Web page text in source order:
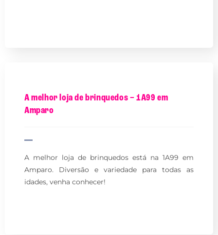
A melhor loja de brinquedos – 1A99 em
Amparo
A melhor loja de brinquedos está na 1A99 em
Amparo. Diversão e variedade para todas as
idades, venha conhecer!